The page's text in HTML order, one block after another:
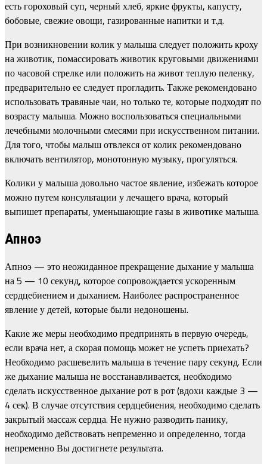
есть гороховый суп, черный хлеб, яркие фрукты, капусту,
бобовые, свежие овощи, газированные напитки и т.д.
При возникновении колик у малыша следует положить кроху
на животик, помассировать животик круговыми движениями
по часовой стрелке или положить на живот теплую пеленку,
предварительно ее следует прогладить. Также рекомендовано
использовать травяные чаи, но только те, которые подходят по
возрасту малыша. Можно воспользоваться специальными
лечебными молочными смесями при искусственном питании.
Для того, чтобы малыш отвлекся от колик рекомендовано
включать вентилятор, монотонную музыку, прогуляться.
Колики у малыша довольно частое явление, избежать которое
можно путем консультации у лечащего врача, который
выпишет препараты, уменьшающие газы в животике малыша.
Апноэ
Апноэ — это неожиданное прекращение дыхание у малыша
на 5 — 10 секунд, которое сопровождается ускоренным
сердцебиением и дыханием. Наиболее распространенное
явление у детей, которые были недоношены.
Какие же меры необходимо предпринять в первую очередь,
если врача нет, а скорая помощь может не успеть приехать?
Необходимо расшевелить малыша в течение пару секунд. Если
же дыхание малыша не восстанавливается, необходимо
сделать искусственное дыхание рот в рот (вдохи каждые 3 —
4 сек). В случае отсутствия сердцебиения, необходимо сделать
закрытый массаж сердца. Не нужно разводить панику,
необходимо действовать непременно и определенно, тогда
непременно Вы достигнете результата.